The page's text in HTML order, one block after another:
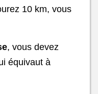
10 km, vous
, vous devez
équivaut à